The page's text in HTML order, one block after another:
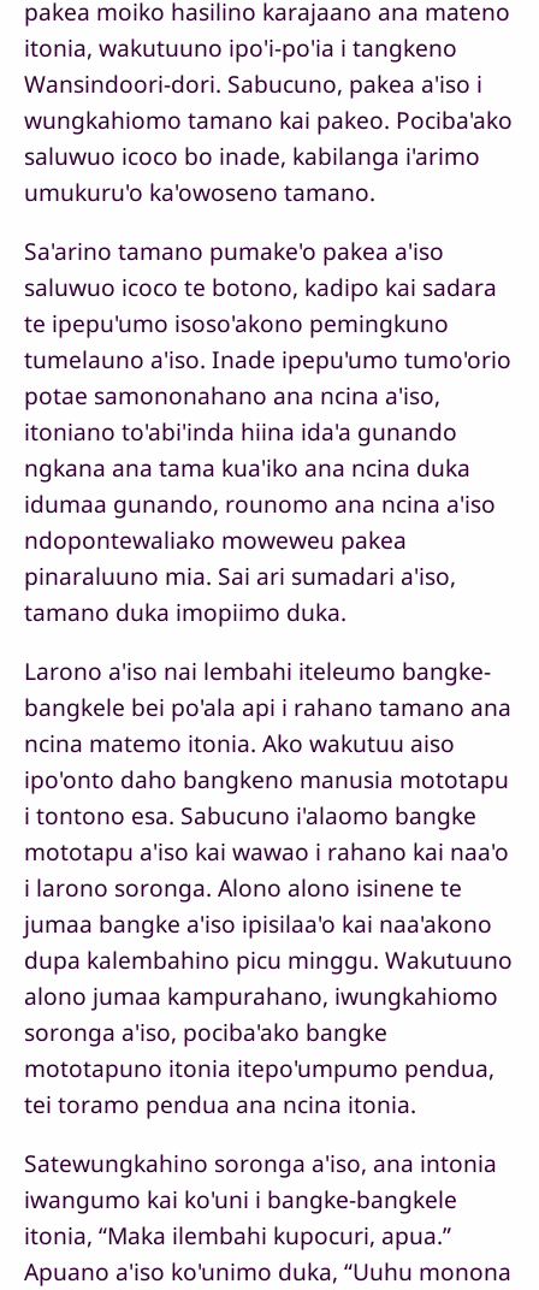
pakea moiko hasilino karajaano ana mateno
itonia, wakutuuno ipo'i-po'ia i tangkeno
Wansindoori-dori. Sabucuno, pakea a'iso i
wungkahiomo tamano kai pakeo. Pociba'ako
saluwuo icoco bo inade, kabilanga i'arimo
umukuru'o ka'owoseno tamano.
Sa'arino tamano pumake'o pakea a'iso
saluwuo icoco te botono, kadipo kai sadara
te ipepu'umo isoso'akono pemingkuno
tumelauno a'iso. Inade ipepu'umo tumo'orio
potae samononahano ana ncina a'iso,
itoniano to'abi'inda hiina ida'a gunando
ngkana ana tama kua'iko ana ncina duka
idumaa gunando, rounomo ana ncina a'iso
ndopontewaliako moweweu pakea
pinaraluuno mia. Sai ari sumadari a'iso,
tamano duka imopiimo duka.
Larono a'iso nai lembahi iteleumo bangke-
bangkele bei po'ala api i rahano tamano ana
ncina matemo itonia. Ako wakutuu aiso
ipo'onto daho bangkeno manusia mototapu
i tontono esa. Sabucuno i'alaomo bangke
mototapu a'iso kai wawao i rahano kai naa'o
i larono soronga. Alono alono isinene te
jumaa bangke a'iso ipisilaa'o kai naa'akono
dupa kalembahino picu minggu. Wakutuuno
alono jumaa kampurahano, iwungkahiomo
soronga a'iso, pociba'ako bangke
mototapuno itonia itepo'umpumo pendua,
tei toramo pendua ana ncina itonia.
Satewungkahino soronga a'iso, ana intonia
iwangumo kai ko'uni i bangke-bangkele
itonia, “Maka ilembahi kupocuri, apua.”
Apuano a'iso ko'unimo duka, “Uuhu monona